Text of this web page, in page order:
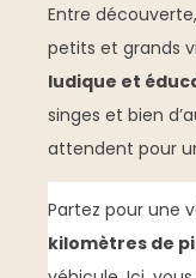
Entre
petits et grands
ludique et
singes et bien
attendent pour
Partez pour une
kilomètres de